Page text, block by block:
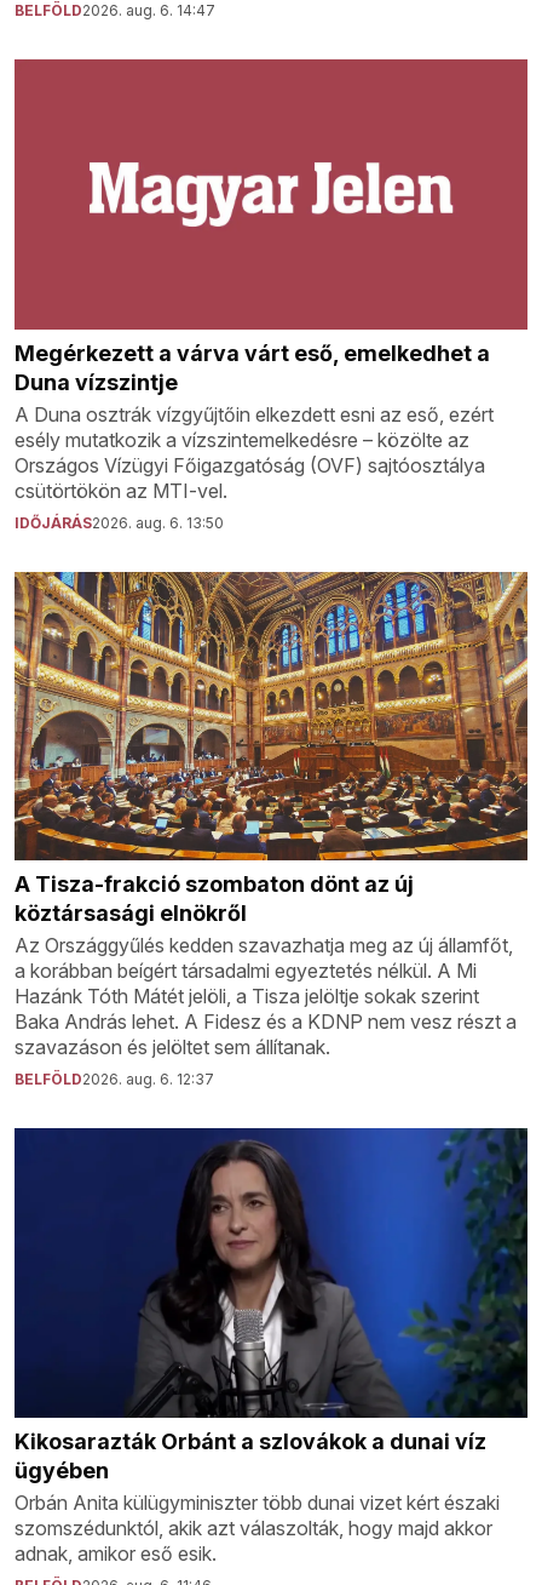
BELFÖLD2026. aug. 6. 14:47
Megérkezett a várva várt eső, emelkedhet a
Duna vízszintje
A Duna osztrák vízgyűjtőin elkezdett esni az eső, ezért
esély mutatkozik a vízszintemelkedésre – közölte az
Országos Vízügyi Főigazgatóság (OVF) sajtóosztálya
csütörtökön az MTI-vel.
IDŐJÁRÁS2026. aug. 6. 13:50
A Tisza-frakció szombaton dönt az új
köztársasági elnökről
Az Országgyűlés kedden szavazhatja meg az új államfőt,
a korábban beígért társadalmi egyeztetés nélkül. A Mi
Hazánk Tóth Mátét jelöli, a Tisza jelöltje sokak szerint
Baka András lehet. A Fidesz és a KDNP nem vesz részt a
szavazáson és jelöltet sem állítanak.
BELFÖLD2026. aug. 6. 12:37
Kikosarazták Orbánt a szlovákok a dunai víz
ügyében
Orbán Anita külügyminiszter több dunai vizet kért északi
szomszédunktól, akik azt válaszolták, hogy majd akkor
adnak, amikor eső esik.